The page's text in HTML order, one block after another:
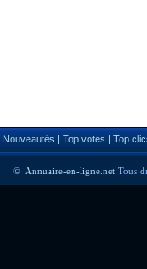
Nouveautés | Top votes | Top
© Annuaire-en-ligne.net Tous